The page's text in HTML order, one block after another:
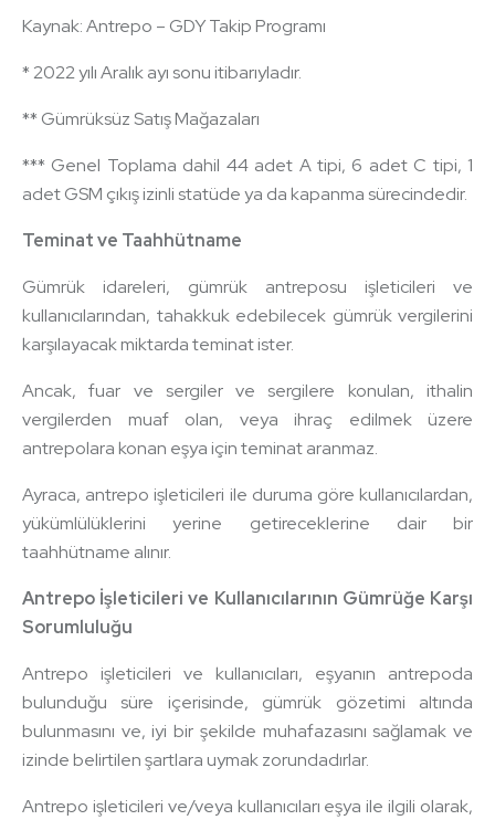
Kaynak: Antrepo – GDY Takip Programı
* 2022 yılı Aralık ayı sonu itibarıyladır.
** Gümrüksüz Satış Mağazaları
*** Genel Toplama dahil 44 adet A tipi, 6 adet C tipi, 1
adet GSM çıkış izinli statüde ya da kapanma sürecindedir.
Teminat ve Taahhütname
Gümrük idareleri, gümrük antreposu işleticileri ve
kullanıcılarından, tahakkuk edebilecek gümrük vergilerini
karşılayacak miktarda teminat ister.
Ancak, fuar ve sergiler ve sergilere konulan, ithalin
vergilerden muaf olan, veya ihraç edilmek üzere
antrepolara konan eşya için teminat aranmaz.
Ayraca, antrepo işleticileri ile duruma göre kullanıcılardan,
yükümlülüklerini yerine getireceklerine dair bir
taahhütname alınır.
Antrepo İşleticileri ve Kullanıcılarının Gümrüğe Karşı
Sorumluluğu
Antrepo işleticileri ve kullanıcıları, eşyanın antrepoda
bulunduğu süre içerisinde, gümrük gözetimi altında
bulunmasını ve, iyi bir şekilde muhafazasını sağlamak ve
izinde belirtilen şartlara uymak zorundadırlar.
Antrepo işleticileri ve/veya kullanıcıları eşya ile ilgili olarak,